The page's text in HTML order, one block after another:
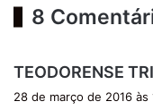
8
TEODORENSE
28 de março de 2016 às